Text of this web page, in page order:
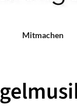
Mitmachen